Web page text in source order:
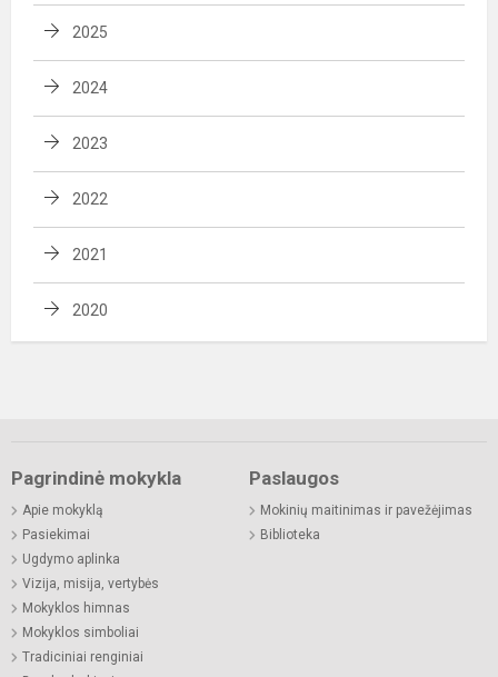
2025
2024
2023
2022
2021
2020
Pagrindinė mokykla
Apie mokyklą
Pasiekimai
Ugdymo aplinka
Vizija, misija, vertybės
Mokyklos himnas
Mokyklos simboliai
Tradiciniai renginiai
Paslaugos
Mokinių maitinimas ir pavežėjimas
Biblioteka